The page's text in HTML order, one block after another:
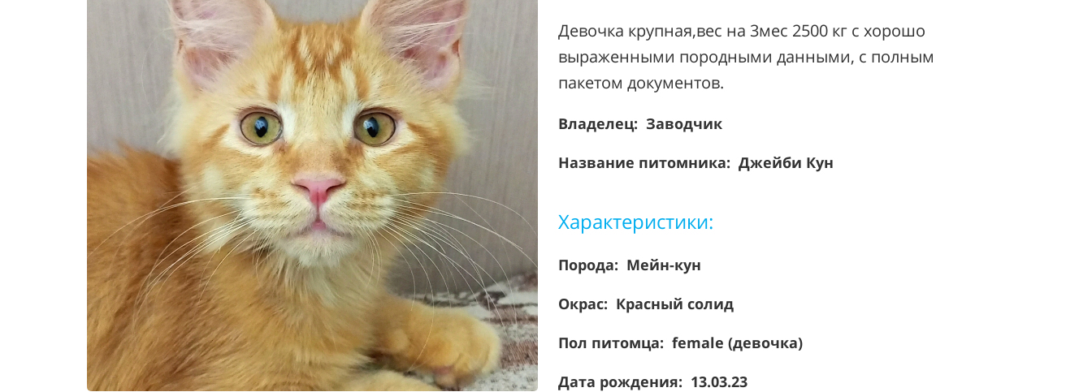
Девочка крупная,вес на 3мес 2500 кг с хорошо
выраженными породными данными, с полным
пакетом документов.
Владелец: Заводчик
Название питомника: Джейби Кун
Характеристики:
Порода: Мейн-кун
Окрас: Красный солид
Пол питомца: female (девочка)
Дата рождения: 13.03.23